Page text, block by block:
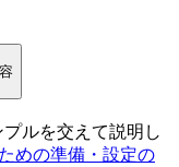
ルを交えて説明し
めの準備・設定の